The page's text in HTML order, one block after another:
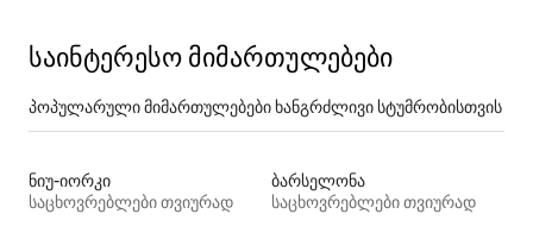
საინტერესო მიმართულებები
პოპულარული მიმართულებები ხანგრძლივი სტუმრობისთვის
ნიუ-იორკი
საცხოვრებლები თვიურად
ბარსელონა
საცხოვრებლები თვიურად